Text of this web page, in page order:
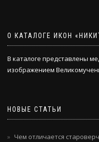
О КАТАЛОГЕ ИКОН
В каталоге представлены
изображением
НОВЫЕ СТАТЬИ
Чем отличается